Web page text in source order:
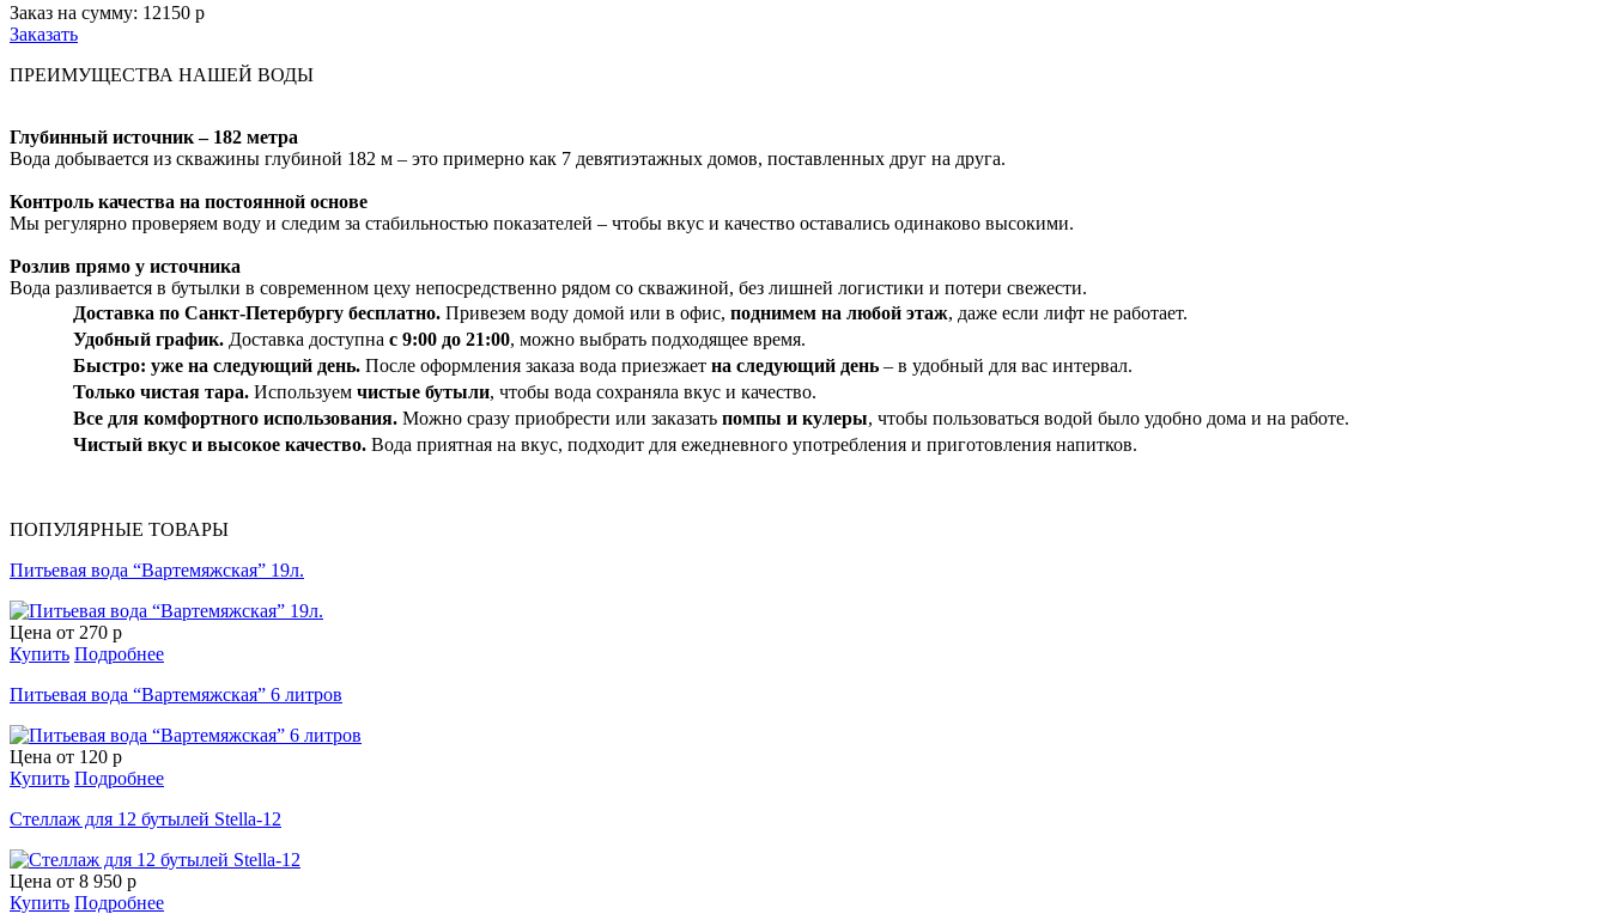
Заказ на сумму: 12150 р
Заказать
ПРЕИМУЩЕСТВА НАШЕЙ ВОДЫ
Глубинный источник – 182 метра
Вода добывается из скважины глубиной 182 м – это примерно как 7 девятиэтажных домов, поставленных друг на друга.
Контроль качества на постоянной основе
Мы регулярно проверяем воду и следим за стабильностью показателей – чтобы вкус и качество оставались одинаково высокими.
Розлив прямо у источника
Вода разливается в бутылки в современном цеху непосредственно рядом со скважиной, без лишней логистики и потери свежести.
Доставка по Санкт-Петербургу бесплатно. Привезем воду домой или в офис, поднимем на любой этаж, даже если лифт не работает.
Удобный график. Доставка доступна с 9:00 до 21:00, можно выбрать подходящее время.
Быстро: уже на следующий день. После оформления заказа вода приезжает на следующий день – в удобный для вас интервал.
Только чистая тара. Используем чистые бутыли, чтобы вода сохраняла вкус и качество.
Все для комфортного использования. Можно сразу приобрести или заказать помпы и кулеры, чтобы пользоваться водой было удобно дома и на работе.
Чистый вкус и высокое качество. Вода приятная на вкус, подходит для ежедневного употребления и приготовления напитков.
ПОПУЛЯРНЫЕ ТОВАРЫ
Питьевая вода “Вартемяжская” 19л.
Цена от 270 р
Купить Подробнее
Питьевая вода “Вартемяжская” 6 литров
Цена от 120 р
Купить Подробнее
Стеллаж для 12 бутылей Stella-12
Цена от 8 950 р
Купить Подробнее